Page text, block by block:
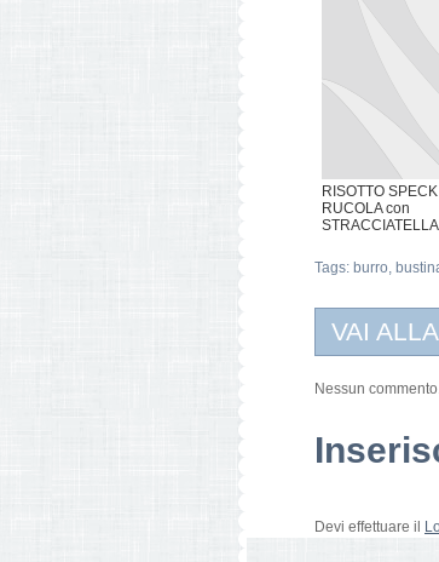
RISOTTO
RUCOLA con
STRACCIATELLA
Tags: burro,
VAI
Nessun
Devi effettuare il